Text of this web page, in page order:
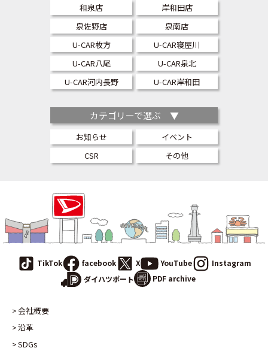
和泉店
岸和田店
泉佐野店
泉南店
U-CAR枚方
U-CAR寝屋川
U-CAR八尾
U-CAR泉北
U-CAR河内長野
U-CAR岸和田
カテゴリーで選ぶ ▼
お知らせ
イベント
CSR
その他
TikTok facebook X YouTube
Instagram
ダイハツポート
PDF archive
会社概要
沿革
SDGs